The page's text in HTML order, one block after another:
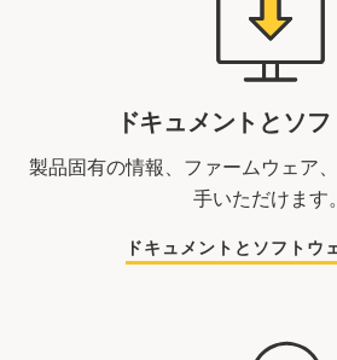
ドキュメントとソ
製品固有の情報、ファームウェア
手いただけます。
ドキュメントとソフトウ